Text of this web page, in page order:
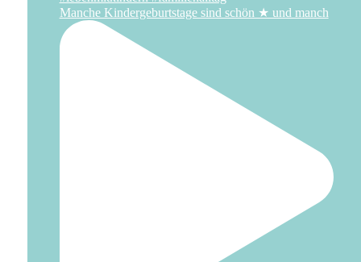
Manche Kindergeburtstage sind schön ★ und manch